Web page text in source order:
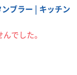
ブラー | キッチン
でした。